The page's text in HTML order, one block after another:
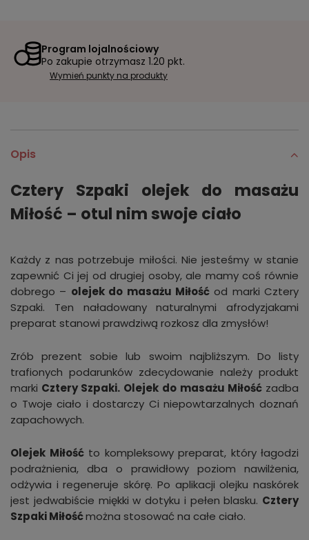
Program lojalnościowy
Po zakupie otrzymasz 1.20 pkt.
Wymień punkty na produkty
Opis
Cztery Szpaki olejek do masażu
Miłość – otul nim swoje ciało
Każdy z nas potrzebuje miłości. Nie jesteśmy w stanie
zapewnić Ci jej od drugiej osoby, ale mamy coś równie
dobrego – olejek do masażu Miłośćod marki Cztery
Szpaki. Ten naładowany naturalnymi afrodyzjakami
preparat stanowi prawdziwą rozkosz dla zmysłów!
Zrób prezent sobie lub swoim najbliższym. Do listy
trafionych podarunków zdecydowanie należy produkt
marki Cztery Szpaki. Olejek do masażu Miłość zadba
o Twoje ciało i dostarczy Ci niepowtarzalnych doznań
zapachowych.
Olejek Miłośćto kompleksowy preparat, który łagodzi
podrażnienia, dba o prawidłowy poziom nawilżenia,
odżywia i regeneruje skórę. Po aplikacji olejku naskórek
jest jedwabiście miękki w dotyku i pełen blasku. Cztery
Szpaki Miłośćmożna stosować na całe ciało.